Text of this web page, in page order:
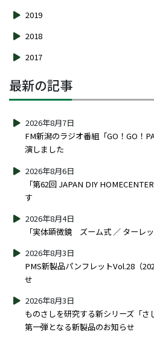
2019
2018
2017
最新の記事
FM新潟のラジオ番組「GO！GO！
演しました
2026年8月7日
「第62回 JAPAN DIY
す
2026年8月6日
「実体顕微鏡 ズーム式 ／ ターレ
2026年8月4日
PMS新製品パンフレットVol.28（
せ
2026年8月3日
ものさしを研究する新シリーズ「
第一弾となる新製品のお知らせ
2026年8月3日